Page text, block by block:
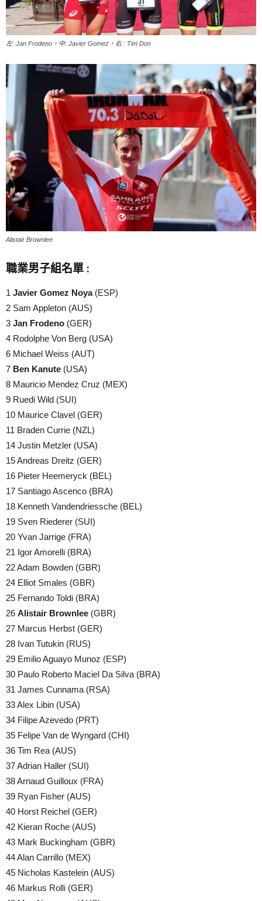
左: Jan Frodeno，中: Javier Gomez，右 : Tim Don
Alistair Brownlee
職業男子組名單 :
1 Javier Gomez Noya(ESP)
2 Sam Appleton (AUS)
3 Jan Frodeno (GER)
4 Rodolphe Von Berg (USA)
6 Michael Weiss (AUT)
7 Ben Kanute (USA)
8 Mauricio Mendez Cruz (MEX)
9 Ruedi Wild (SUI)
10 Maurice Clavel (GER)
11 Braden Currie (NZL)
14 Justin Metzler (USA)
15 Andreas Dreitz (GER)
16 Pieter Heemeryck (BEL)
17 Santiago Ascenco (BRA)
18 Kenneth Vandendriessche (BEL)
19 Sven Riederer (SUI)
20 Yvan Jarrige (FRA)
21 Igor Amorelli (BRA)
22 Adam Bowden (GBR)
24 Elliot Smales (GBR)
25 Fernando Toldi (BRA)
26 Alistair Brownlee (GBR)
27 Marcus Herbst (GER)
28 Ivan Tutukin (RUS)
29 Emilio Aguayo Munoz (ESP)
30 Paulo Roberto Maciel Da Silva (BRA)
31 James Cunnama (RSA)
33 Alex Libin (USA)
34 Filipe Azevedo (PRT)
35 Felipe Van de Wyngard (CHI)
36 Tim Rea (AUS)
37 Adrian Haller (SUI)
38 Arnaud Guilloux (FRA)
39 Ryan Fisher (AUS)
40 Horst Reichel (GER)
42 Kieran Roche (AUS)
43 Mark Buckingham (GBR)
44 Alan Carrillo (MEX)
45 Nicholas Kastelein (AUS)
46 Markus Rolli (GER)